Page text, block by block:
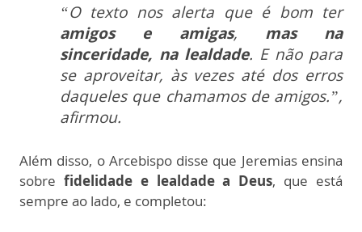
“O texto nos alerta que é bom ter
amigos e amigas, mas na
sinceridade, na lealdade. E não para
se aproveitar, às vezes até dos erros
daqueles que chamamos de amigos.”,
afirmou.
Além disso, o Arcebispo disse que Jeremias ensina
sobre fidelidade e lealdade a Deus, que está
sempre ao lado, e completou: